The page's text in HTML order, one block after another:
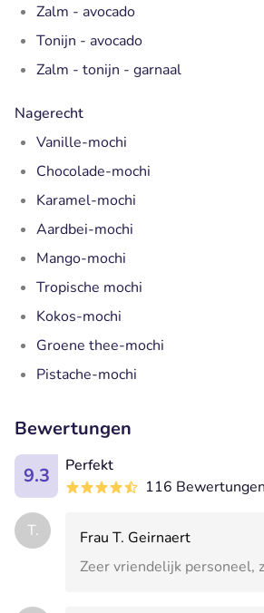
Zalm - avocado
Tonijn - avocado
Zalm - tonijn - garnaal
Nagerecht
Vanille-mochi
Chocolade-mochi
Karamel-mochi
Aardbei-mochi
Mango-mochi
Tropische mochi
Kokos-mochi
Groene thee-mochi
Pistache-mochi
Bewertungen
9.3
Perfekt
116 Bewertungen
T.
Frau T. Geirnaert
Zeer vriendelijk personeel,